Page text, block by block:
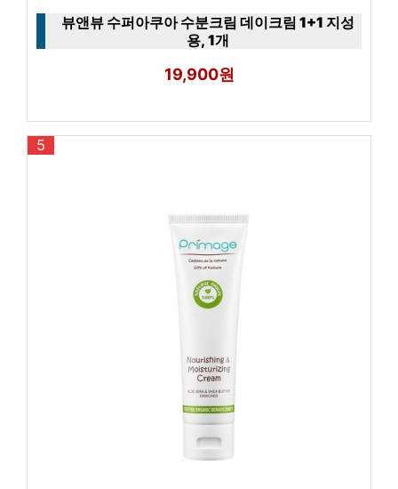
뷰앤뷰 수퍼아쿠아 수분크림 데이크림 1+1 지성
용, 1개
19,900원
5